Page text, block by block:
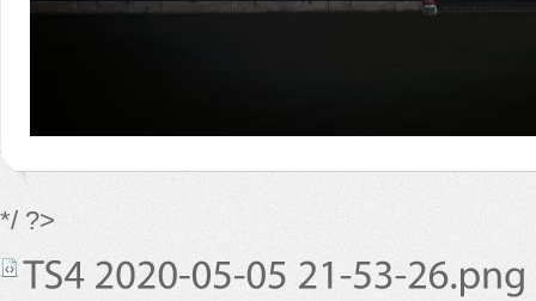
*/ ?>